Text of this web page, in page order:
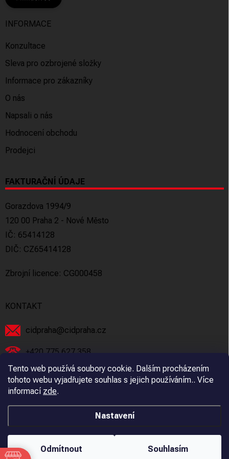
Tento web používá soubory cookie. Dalším procházením
tohoto webu vyjadřujete souhlas s jejich používáním.. Více
informací zde.
Nastavení
Odmítnout Souhlasím
INFORMACE
Konzultace
Sleva pro ozbrojené složky
Informace pro zákazníky
O nás
Napsali o nás
Hodnocení obchodu
Prodejci
FAKTURAČNÍ ÚDAJE
Gorazdova 1994/9
120 00 Praha 2 - Nové Město
IČ: 65414128
DIČ: CZ65414128
Zbrojní licence: CG000458
KONTAKT
cidpraha@cidpraha.cz
+420 775 627 358
Facebook
cidpraha_zbrane
Copyright 2026 C.I.D Praha s.r.o. . Všechna práva vyhrazena.